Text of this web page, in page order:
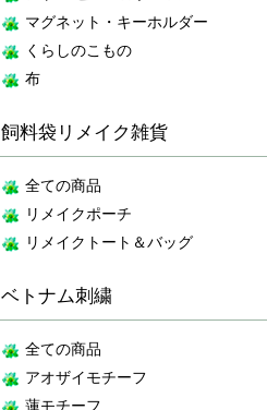
マグネット・キーホルダー
くらしのこもの
布
飼料袋リメイク雑貨
全ての商品
リメイクポーチ
リメイクトート＆バッグ
ベトナム刺繍
全ての商品
アオザイモチーフ
蓮モチーフ